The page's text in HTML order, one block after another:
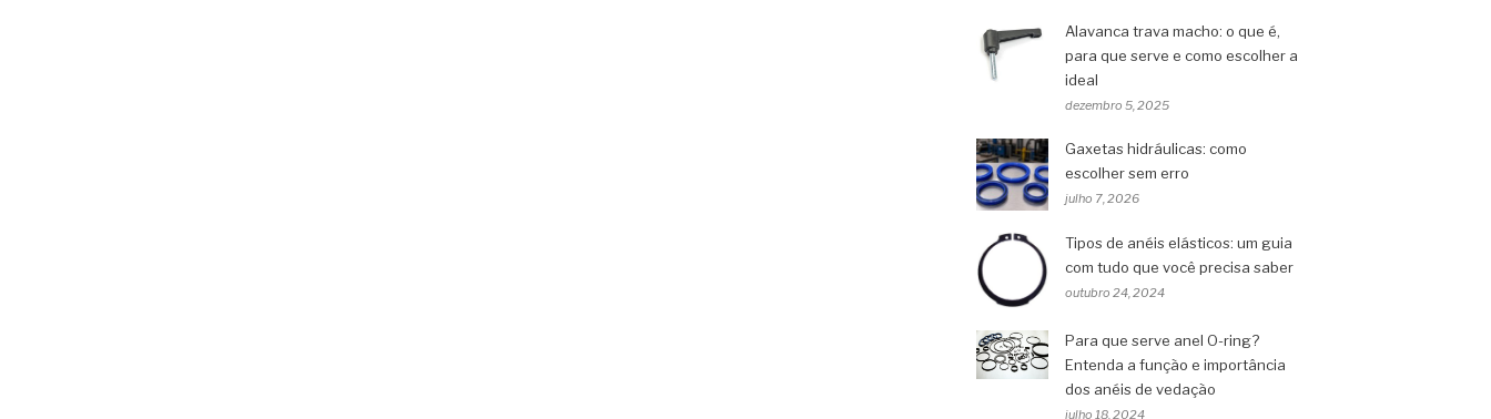
Alavanca trava macho: o que é,
para que serve e como escolher a
ideal
dezembro 5, 2025
Gaxetas hidráulicas: como
escolher sem erro
julho 7, 2026
Tipos de anéis elásticos: um guia
com tudo que você precisa saber
outubro 24, 2024
Para que serve anel O-ring?
Entenda a função e importância
dos anéis de vedação
julho 18, 2024